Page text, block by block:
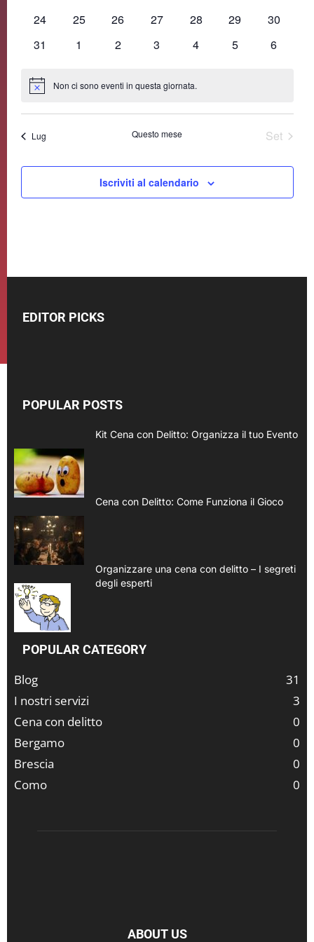
0
24
0
25
0
26
0
27
0
28
0
29
0
30
0
31
0
1
0
2
0
3
0
4
0
5
0
6
Notice Non ci sono eventi in questa giornata.
Lug Questo mese Set
Iscriviti al calendario
EDITOR PICKS
POPULAR POSTS
Kit Cena con Delitto: Organizza il tuo Evento
Cena con Delitto: Come Funziona il Gioco
Organizzare una cena con delitto – I segreti
degli esperti
POPULAR CATEGORY
Blog
31
I nostri servizi
3
Cena con delitto
0
Bergamo
0
Brescia
0
Como
0
ABOUT US